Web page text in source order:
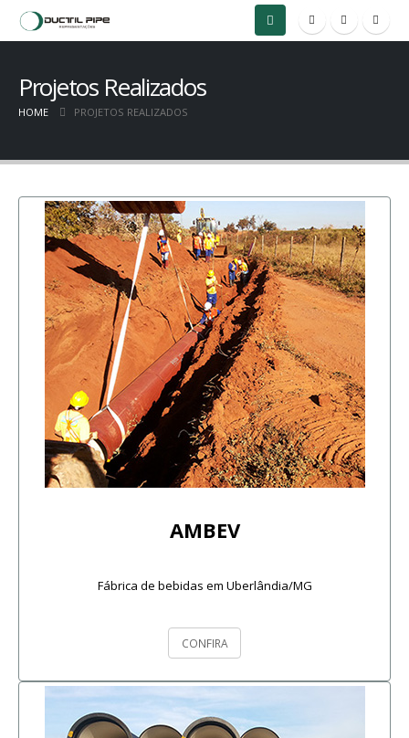
Projetos Realizados
HOME PROJETOS REALIZADOS
AMBEV
Fábrica de bebidas em Uberlândia/MG
CONFIRA